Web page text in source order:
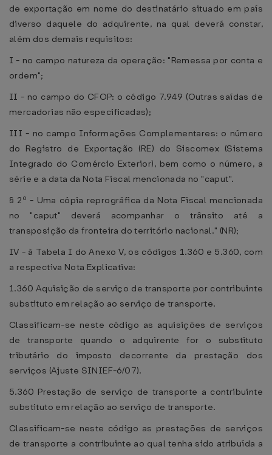
de exportação em nome do destinatário situado em país
diverso daquele do adquirente, na qual deverá constar,
além dos demais requisitos:
I - no campo natureza da operação: "Remessa por conta e
ordem";
II - no campo do CFOP: o código 7.949 (Outras saídas de
mercadorias não especificadas);
III - no campo Informações Complementares: o número
do Registro de Exportação (RE) do Siscomex (Sistema
Integrado do Comércio Exterior), bem como o número, a
série e a data da Nota Fiscal mencionada no "caput".
§ 2º - Uma cópia reprográfica da Nota Fiscal mencionada
no "caput" deverá acompanhar o trânsito até a
transposição da fronteira do território nacional." (NR);
IV - à Tabela I do Anexo V, os códigos 1.360 e 5.360, com
a respectiva Nota Explicativa:
1.360 Aquisição de serviço de transporte por contribuinte
substituto em relação ao serviço de transporte.
Classificam-se neste código as aquisições de serviços
de transporte quando o adquirente for o substituto
tributário do imposto decorrente da prestação dos
serviços (Ajuste SINIEF-6/07).
5.360 Prestação de serviço de transporte a contribuinte
substituto em relação ao serviço de transporte.
Classificam-se neste código as prestações de serviços
de transporte a contribuinte ao qual tenha sido atribuída a